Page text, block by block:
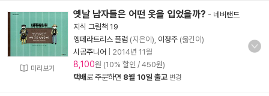
미리보기
옛날 남자들은 어떤 옷을 입었을까? - 네버랜드
지식 그림책 19
엥페라트리스 플럼 (지은이), 이정주 (옮긴이)
시공주니어
2014년 11월
8,100원 (10% 할인 / 450원)
택배로 주문하면 8월 10일 출고 변경